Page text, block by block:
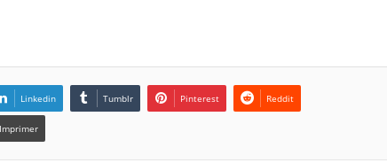
Linkedin Tumblr Pinterest Reddit
Imprimer